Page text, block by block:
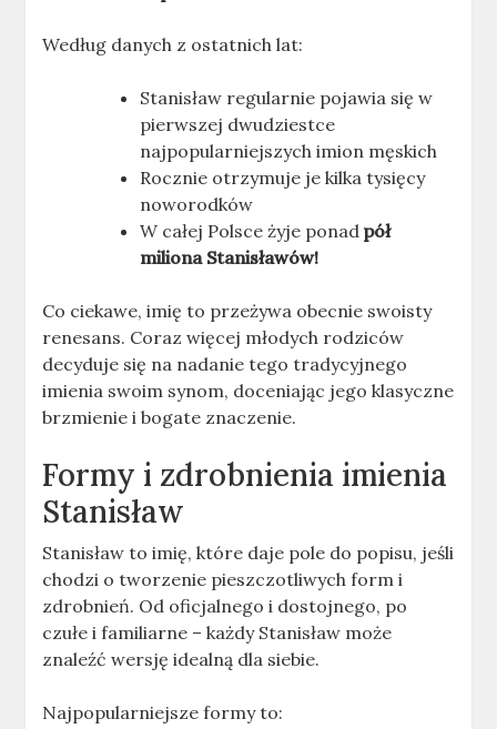
Według danych z ostatnich lat:
Stanisław regularnie pojawia się w
pierwszej dwudziestce
najpopularniejszych imion męskich
Rocznie otrzymuje je kilka tysięcy
noworodków
W całej Polsce żyje ponadpół
miliona Stanisławów!
Co ciekawe, imię to przeżywa obecnie swoisty
renesans. Coraz więcej młodych rodziców
decyduje się na nadanie tego tradycyjnego
imienia swoim synom, doceniając jego klasyczne
brzmienie i bogate znaczenie.
Formy i zdrobnienia imienia
Stanisław
Stanisław to imię, które daje pole do popisu, jeśli
chodzi o tworzenie pieszczotliwych form i
zdrobnień. Od oficjalnego i dostojnego, po
czułe i familiarne – każdy Stanisław może
znaleźć wersję idealną dla siebie.
Najpopularniejsze formy to: